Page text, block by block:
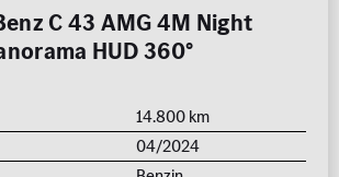
C 43 AMG 4M Night
HUD 360°
14.800 km
04/2024